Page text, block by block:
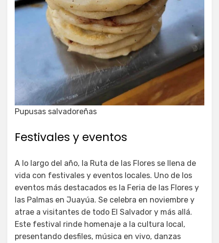
Pupusas salvadoreñas
Festivales y eventos
A lo largo del año, la Ruta de las Flores se llena de
vida con festivales y eventos locales. Uno de los
eventos más destacados es la Feria de las Flores y
las Palmas en Juayúa. Se celebra en noviembre y
atrae a visitantes de todo El Salvador y más allá.
Este festival rinde homenaje a la cultura local,
presentando desfiles, música en vivo, danzas